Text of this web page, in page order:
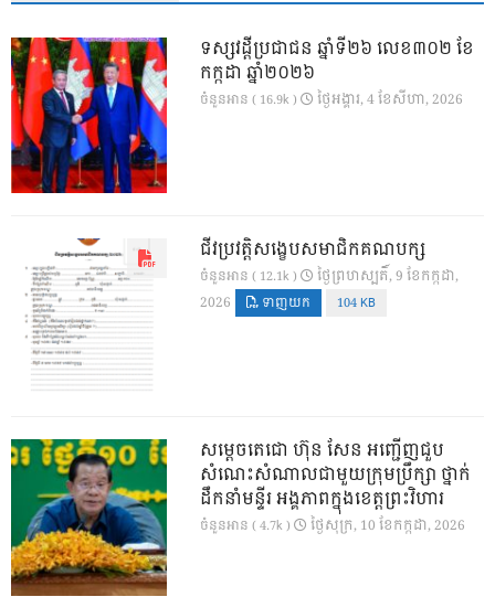
ទស្សវដ្តីប្រជាជន ឆ្នាំទី២៦ លេខ៣០២ ខែ
កក្កដា ឆ្នាំ២០២៦
ចំនួនអាន ( 16.9k ) ថ្ងៃ​អង្គារ, 4 ខែ​សីហា, 2026
ជីវប្រវត្តិសង្ខេបសមាជិកគណបក្ស
ចំនួនអាន ( 12.1k )
ថ្ងៃ​ព្រហស្បតិ៍, 9 ខែ​កក្កដា,
2026
ទាញយក 104 KB
សម្តេចតេជោ ហ៊ុន សែន អញ្ជើញជួប
សំណេះសំណាលជាមួយក្រុមប្រឹក្សា ថ្នាក់
ដឹកនាំមន្ទីរ អង្គភាពក្នុងខេត្តព្រះវិហារ
ចំនួនអាន ( 4.7k ) ថ្ងៃ​សុក្រ, 10 ខែ​កក្កដា, 2026